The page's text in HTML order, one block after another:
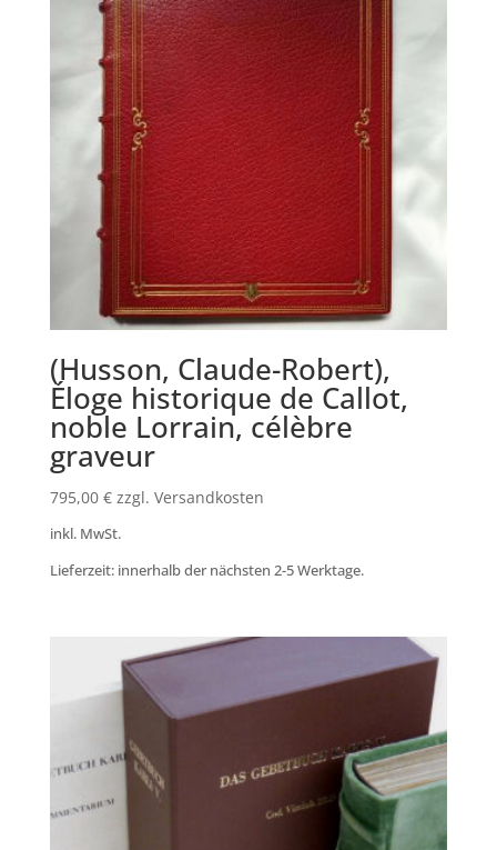
(Husson, Claude-Robert),
Éloge historique de Callot,
noble Lorrain, célèbre
graveur
795,00 € zzgl. Versandkosten
inkl. MwSt.
Lieferzeit: innerhalb der nächsten 2-5 Werktage.